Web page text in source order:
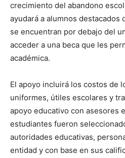
crecimiento del abandono
ayudará a alumnos destacados
se encuentran por debajo del
acceder a una beca que les
académica.
El apoyo incluirá los costos de
uniformes, útiles escolares y
apoyo educativo con asesores
estudiantes fueron
autoridades educativas,
entidad y con base en sus